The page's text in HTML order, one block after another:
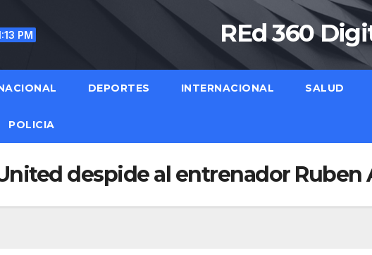
PM REd 360
DEPORTES INTERNACIONAL SALUD
POLICIA
despide al entrenador Ruben